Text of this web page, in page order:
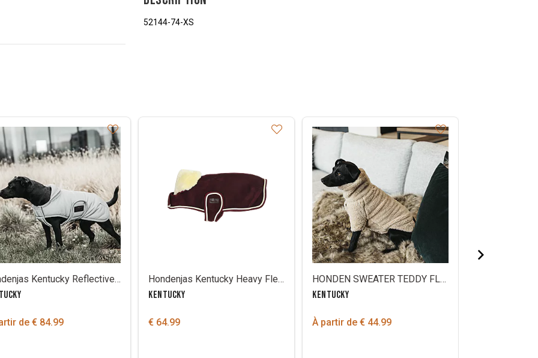
52144-74-XS
Hondenjas Kentucky Reflective & water repellent
de € 84.99
Hondenjas Kentucky Heavy Fleece
KENTUCKY
€ 64.99
HONDEN SWEATER TEDDY FLEECE
KENTUCKY
À partir de € 44.99